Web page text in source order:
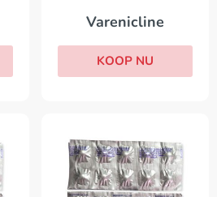
Varenicline
KOOP NU